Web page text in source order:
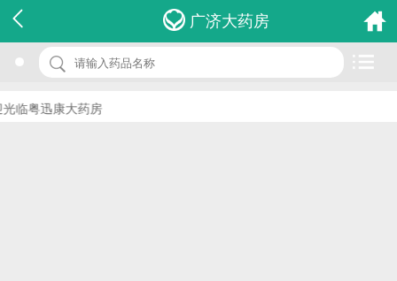
广济大药房
临粤迅康大药房
名 称：安妇清胶囊
品 牌：(太和堂)